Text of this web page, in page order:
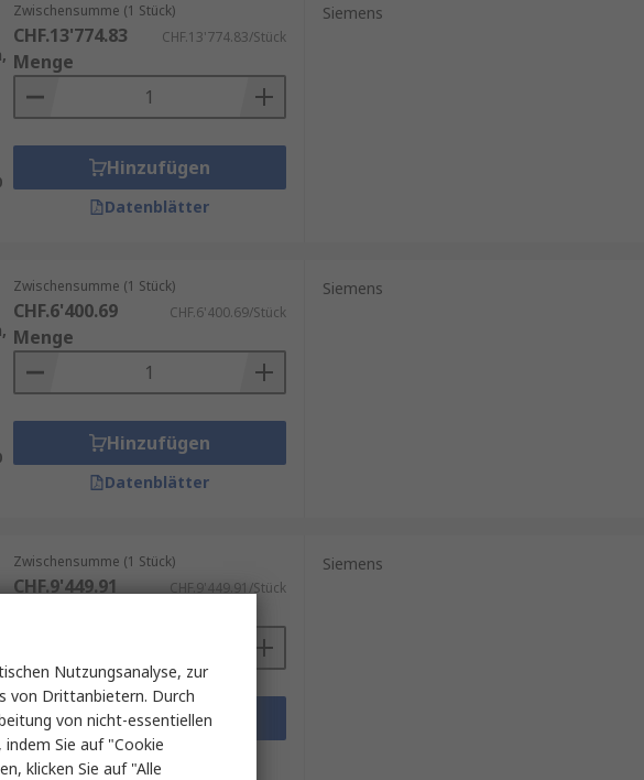
Zwischensumme (1 Stück)
CHF.13'774.83 CHF.13'774.83/Stück
Menge
Hinzufügen
Datenblätter
Siemens
Zwischensumme (1 Stück)
CHF.6'400.69 CHF.6'400.69/Stück
Menge
Hinzufügen
Datenblätter
Siemens
Zwischensumme (1 Stück)
CHF.9'449.91 CHF.9'449.91/Stück
Hinzufügen
Datenblätter
Siemens
Nutzungsanalyse, zur
von Drittanbietern. Durch
von nicht-essentiellen
Sie auf "Cookie
klicken Sie auf "Alle